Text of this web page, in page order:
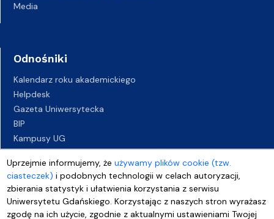
Uprzejmie informujemy, żeużywamy plików cookie (tzw.
ciasteczek) i podobnych technologii w celach autoryzacji,
zbierania statystyk i ułatwienia korzystania z serwisu
Uniwersytetu Gdańskiego. Korzystając z naszych stron wyrażasz
zgodę na ich użycie, zgodnie z aktualnymi ustawieniami Twojej
Media
Odnośniki
Kalendarz roku akademickiego
Helpdesk
Gazeta Uniwersytecka
BIP
Kampusy UG
Biuro Karier UG
Oferty pracy
Deklaracja dostępności